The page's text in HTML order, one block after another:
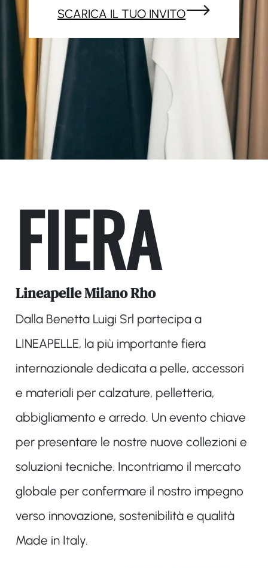
SCARICA IL TUO INVITO
FIERA
Lineapelle Milano Rho
Dalla Benetta Luigi Srl partecipa a
LINEAPELLE, la più importante fiera
internazionale dedicata a pelle, accessori
e materiali per calzature, pelletteria,
abbigliamento e arredo. Un evento chiave
per presentare le nostre nuove collezioni e
soluzioni tecniche. Incontriamo il mercato
globale per confermare il nostro impegno
verso innovazione, sostenibilità e qualità
Made in Italy.